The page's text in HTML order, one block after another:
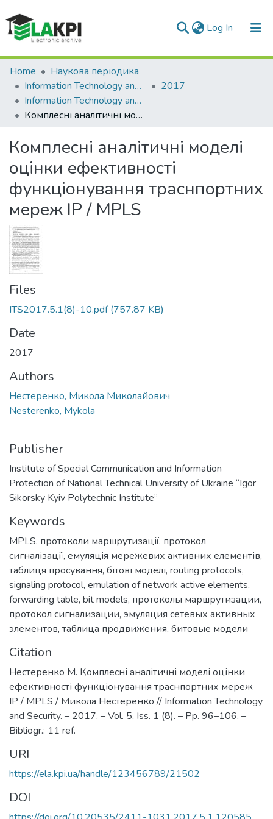
Log In (current)
Communities & Collections
All of DSpace
Statistics
Home
Наукова періодика
Information Technology and Security
2017
Information Technology and Security, Vol. 5, Iss. 1 (8)
Комплесні аналітичні моделі оцінки ефективності функціонування траснпортних мереж IP / MPLS
Комплесні аналітичні моделі
оцінки ефективності
функціонування траснпортних
мереж IP / MPLS
Files
ITS2017.5.1(8)-10.pdf(757.87 KB)
Date
2017
Authors
Нестеренко, Микола Миколайович
Nesterenko, Mykola
Publisher
Institute of Special Communication and Information
Protection of National Technical University of Ukraine “Igor
Sikorsky Kyiv Polytechnic Institute”
Keywords
MPLS, протоколи маршрутизації, протокол
сигналізації, емуляція мережевих активних елементів,
таблиця просування, бітові моделі, routing protocols,
signaling protocol, emulation of network active elements,
forwarding table, bit models, протоколы маршрутизации,
протокол сигнализации, эмуляция сетевых активных
элементов, таблица продвижения, битовые модели
Citation
Нестеренко М. Комплесні аналітичні моделі оцінки
ефективності функціонування траснпортних мереж
IP / MPLS / Микола Нестеренко // Information Technology
and Security. – 2017. – Vol. 5, Iss. 1 (8). – Pp. 96–106. –
Bibliogr.: 11 ref.
URI
https://ela.kpi.ua/handle/123456789/21502
DOI